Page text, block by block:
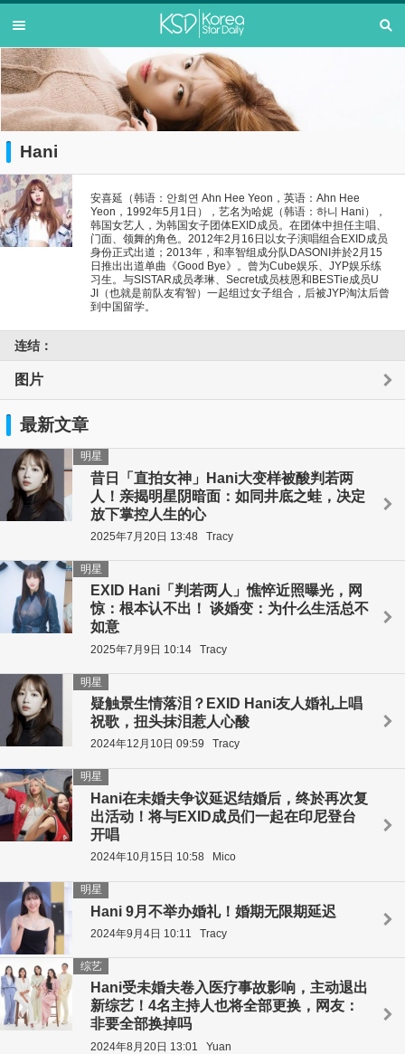
Hani
安喜延（韩语：안희연 Ahn Hee Yeon，英语：Ahn Hee
Yeon，1992年5月1日），艺名为哈妮（韩语：하니 Hani），
韩国女艺人，为韩国女子团体EXID成员。在团体中担任主唱、
门面、领舞的角色。2012年2月16日以女子演唱组合EXID成员
身份正式出道；2013年，和率智组成分队DASONI并於2月15
日推出出道单曲《Good Bye》。曾为Cube娱乐、JYP娱乐练
习生。与SISTAR成员孝琳、Secret成员枝恩和BESTie成员U
JI（也就是前队友宥智）一起组过女子组合，后被JYP淘汰后曾
到中国留学。
连结：
图片
最新文章
昔日「直拍女神」Hani大变样被酸判若两
人！亲揭明星阴暗面：如同井底之蛙，决定
放下掌控人生的心
明星
2025年7月20日 13:48 Tracy
EXID Hani「判若两人」憔悴近照曝光，网
惊：根本认不出！ 谈婚变：为什么生活总不
如意
明星
2025年7月9日 10:14 Tracy
疑触景生情落泪？EXID Hani友人婚礼上唱
祝歌，扭头抹泪惹人心酸
明星
2024年12月10日 09:59 Tracy
Hani在未婚夫争议延迟结婚后，终於再次复
出活动！将与EXID成员们一起在印尼登台
开唱
明星
2024年10月15日 10:58 Mico
Hani 9月不举办婚礼！婚期无限期延迟
明星
2024年9月4日 10:11 Tracy
Hani受未婚夫卷入医疗事故影响，主动退出
新综艺！4名主持人也将全部更换，网友：
非要全部换掉吗
综艺
2024年8月20日 13:01 Yuan